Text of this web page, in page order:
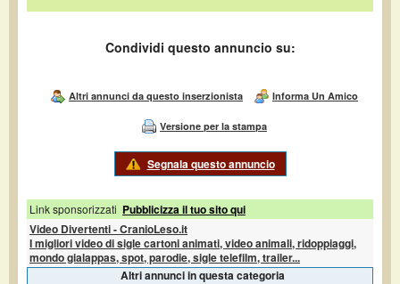
Condividi questo annuncio su:
Altri annunci da questo inserzionista Informa Un Amico
Versione per la stampa
Segnala questo annuncio
Link sponsorizzati Pubblicizza il tuo sito qui
Video Divertenti - CranioLeso.it
I migliori video di sigle cartoni animati, video animali, ridoppiaggi,
mondo gialappas, spot, parodie, sigle telefilm, trailer...
Altri annunci in questa categoria